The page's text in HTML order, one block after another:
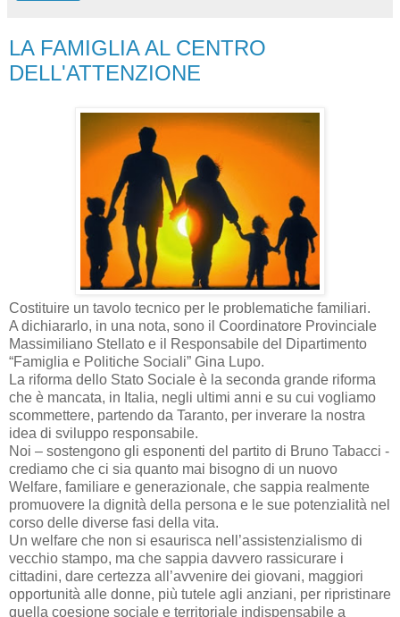
LA FAMIGLIA AL CENTRO
DELL'ATTENZIONE
Costituire un tavolo tecnico per le problematiche familiari.
A dichiararlo, in una nota, sono il Coordinatore Provinciale
Massimiliano Stellato e il Responsabile del Dipartimento
“Famiglia e Politiche Sociali” Gina Lupo.
La riforma dello Stato Sociale è la seconda grande riforma
che è mancata, in Italia, negli ultimi anni e su cui vogliamo
scommettere, partendo da Taranto, per inverare la nostra
idea di sviluppo responsabile.
Noi – sostengono gli esponenti del partito di Bruno Tabacci -
crediamo che ci sia quanto mai bisogno di un nuovo
Welfare, familiare e generazionale, che sappia realmente
promuovere la dignità della persona e le sue potenzialità nel
corso delle diverse fasi della vita.
Un welfare che non si esaurisca nell’assistenzialismo di
vecchio stampo, ma che sappia davvero rassicurare i
cittadini, dare certezza all’avvenire dei giovani, maggiori
opportunità alle donne, più tutele agli anziani, per ripristinare
quella coesione sociale e territoriale indispensabile a